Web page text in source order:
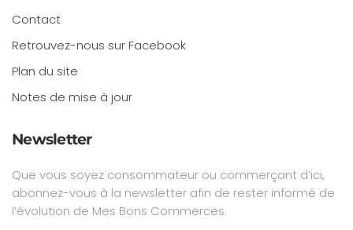
Contact
Retrouvez-nous sur Facebook
Plan du site
Notes de mise à jour
Newsletter
Que vous soyez consommateur ou commerçant d’ici,
abonnez-vous à la newsletter afin de rester informé de
l’évolution de Mes Bons Commerces.